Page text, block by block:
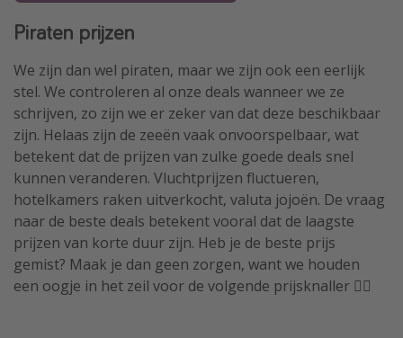
Piraten prijzen
We zijn dan wel piraten, maar we zijn ook een eerlijk
stel. We controleren al onze deals wanneer we ze
schrijven, zo zijn we er zeker van dat deze beschikbaar
zijn. Helaas zijn de zeeën vaak onvoorspelbaar, wat
betekent dat de prijzen van zulke goede deals snel
kunnen veranderen. Vluchtprijzen fluctueren,
hotelkamers raken uitverkocht, valuta jojoën. De vraag
naar de beste deals betekent vooral dat de laagste
prijzen van korte duur zijn. Heb je de beste prijs
gemist? Maak je dan geen zorgen, want we houden
een oogje in het zeil voor de volgende prijsknaller 🏴‍☠️